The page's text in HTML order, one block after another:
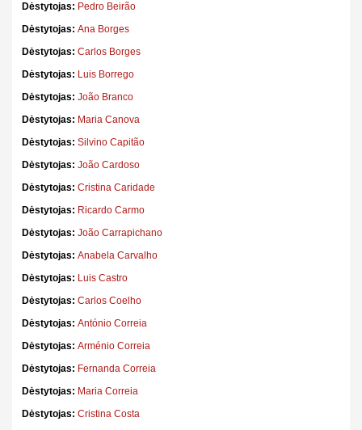
Dėstytojas: Pedro Beirão
Dėstytojas:Ana Borges
Dėstytojas:Carlos Borges
Dėstytojas: Luis Borrego
Dėstytojas:João Branco
Dėstytojas: Maria Canova
Dėstytojas:Silvino Capitão
Dėstytojas:João Cardoso
Dėstytojas:Cristina Caridade
Dėstytojas: Ricardo Carmo
Dėstytojas:João Carrapichano
Dėstytojas:Anabela Carvalho
Dėstytojas: Luis Castro
Dėstytojas:Carlos Coelho
Dėstytojas:António Correia
Dėstytojas:Arménio Correia
Dėstytojas: Fernanda Correia
Dėstytojas: Maria Correia
Dėstytojas:Cristina Costa